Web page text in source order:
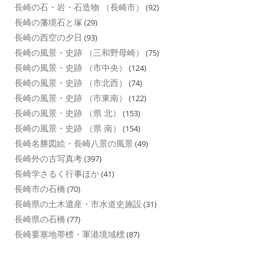
長崎の石・岩・石造物 （長崎市） (92)
長崎の藩境石と塚 (29)
長崎の西空の夕日 (93)
長崎の風景・史跡 （三和野母崎） (75)
長崎の風景・史跡 （市中央） (124)
長崎の風景・史跡 （市北西） (74)
長崎の風景・史跡 （市東南） (122)
長崎の風景・史跡 （県 北） (153)
長崎の風景・史跡 （県 南） (154)
長崎名勝図絵・長崎八景の風景 (49)
長崎外の古写真考(397)
長崎学さるく行事ほか(41)
長崎市の石橋 (70)
長崎県の土木遺産・市水道史施設 (31)
長崎県の石橋 (77)
長崎要塞地帯標・軍港境域標(87)